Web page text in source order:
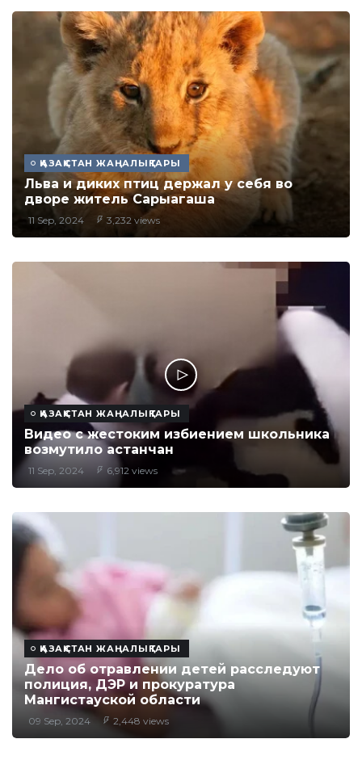
ҚАЗАҚСТАН ЖАҢАЛЫҚТАРЫ
Льва и диких птиц держал у себя во
дворе житель Сарыагаша
11 Sep, 2024 3,232 views
ҚАЗАҚСТАН ЖАҢАЛЫҚТАРЫ
Видео с жестоким избиением школьника
возмутило астанчан
11 Sep, 2024 6,912 views
ҚАЗАҚСТАН ЖАҢАЛЫҚТАРЫ
Дело об отравлении детей расследуют
полиция, ДЭР и прокуратура
Мангистауской области
09 Sep, 2024 2,448 views